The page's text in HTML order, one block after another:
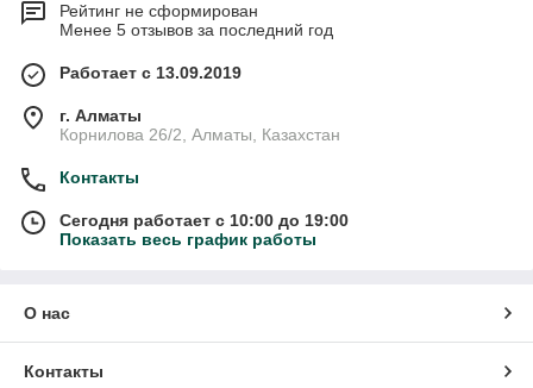
Рейтинг не сформирован
Менее 5 отзывов за последний год
Работает с 13.09.2019
г. Алматы
Корнилова 26/2, Алматы, Казахстан
Контакты
Сегодня работает с 10:00 до 19:00
Показать весь график работы
О нас
Контакты